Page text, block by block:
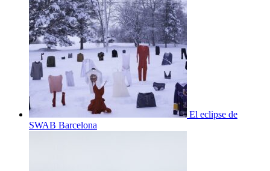
El eclipse de
SWAB Barcelona